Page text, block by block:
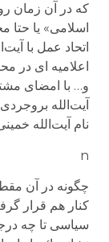
که در آن زمان
اسلامی» يا
اتحاد عمل با
اعلاميه ای در
و… با امضای
آيت‌الله
نام آيت‌الله
n
چگونه در آن
کنار هم قرار
سياسی تا چه